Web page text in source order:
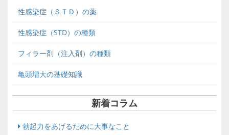
性感染症（ＳＴＤ）の薬
性感染症（STD）の種類
フィラー剤（注入剤）の種類
亀頭増大の基礎知識
新着コラム
勃起力をあげるために大事なこと